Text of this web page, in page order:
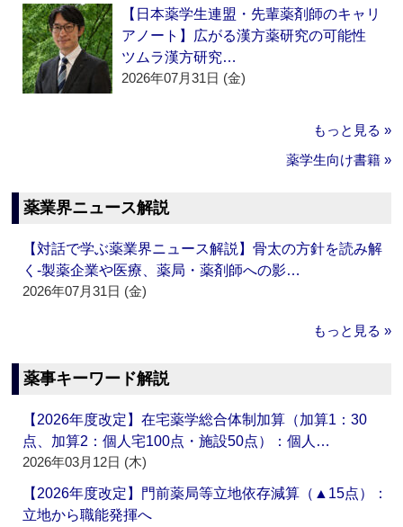
【日本薬学生連盟・先輩薬剤師のキャリ
アノート】広がる漢方薬研究の可能性
ツムラ漢方研究…
2026年07月31日 (金)
もっと見る »
薬学生向け書籍 »
薬業界ニュース解説
【対話で学ぶ薬業界ニュース解説】骨太の方針を読み解
く‐製薬企業や医療、薬局・薬剤師への影…
2026年07月31日 (金)
もっと見る »
薬事キーワード解説
【2026年度改定】在宅薬学総合体制加算（加算1：30
点、加算2：個人宅100点・施設50点）：個人…
2026年03月12日 (木)
【2026年度改定】門前薬局等立地依存減算（▲15点）：
立地から職能発揮へ